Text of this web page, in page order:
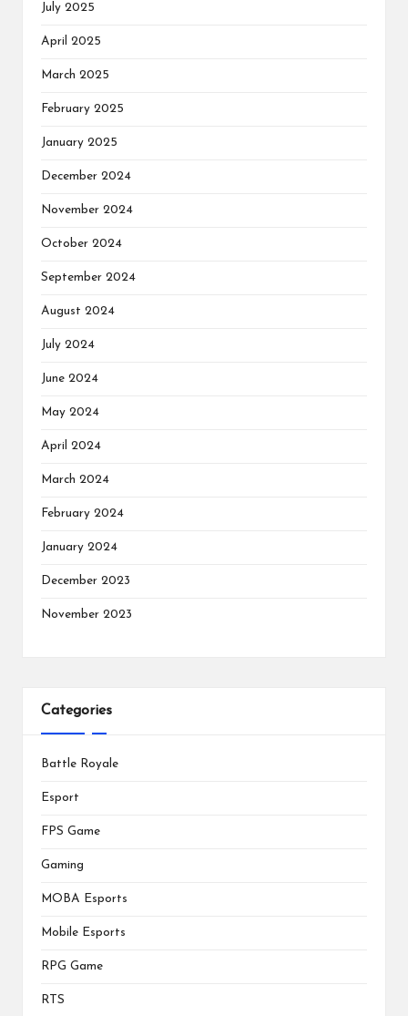
July 2025
April 2025
March 2025
February 2025
January 2025
December 2024
November 2024
October 2024
September 2024
August 2024
July 2024
June 2024
May 2024
April 2024
March 2024
February 2024
January 2024
December 2023
November 2023
Categories
Battle Royale
Esport
FPS Game
Gaming
MOBA Esports
Mobile Esports
RPG Game
RTS